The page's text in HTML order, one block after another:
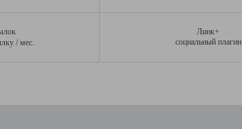
/ мес.
Линк+
социальный плагин